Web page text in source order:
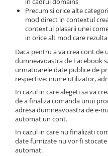
Pompa de apa
Radiator racire ulei hidraulic
Radiator apa
Bobina de pornire
Bobina de oprire
Bobina de acceleratie
Curea alternator - transmisie
Curea distributie
Esapament
Busoane - dopuri
Ventilatoare
Piese Lombardini
Piese Linde
Piese Multitel
Piese Dieci
Piese Massey Ferguson
Piese Steyr
Piese Landini
Piese New Holland
Piese Takeuchi
Piese Kobelco
Precum si orice alte
mod direct in contextul
contextul plasarii unei
in orice alt mod care
Daca pentru a va crea cont
dumneavoastra de Facebook
urmatoarele date publice de
respective: nume utilizator,
In cazul in care alegeti sa va
de a finaliza comanda unui
adresa dumneavoastra de e-
automat un cont.
In cazul in care nu finalizati
date furnizate nu vor fi
automat.